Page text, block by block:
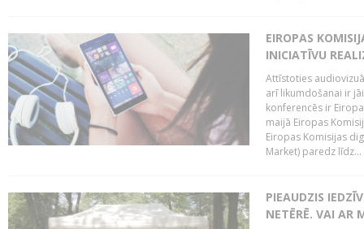
EIROPAS
INICIATĪVU
Attīstoties
arī likumdošanai ir
konferencēs ir
maijā Eiropas
Eiropas Komisijas
Market) paredz līdz...
PIEAUDZIS
NETĒRĒ. VAI AR